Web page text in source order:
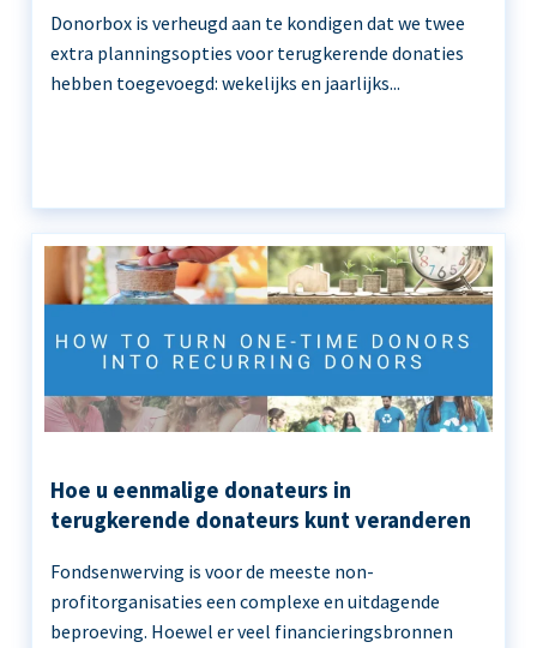
Donorbox is verheugd aan te kondigen dat we twee
extra planningsopties voor terugkerende donaties
hebben toegevoegd: wekelijks en jaarlijks...
Hoe u eenmalige donateurs in
terugkerende donateurs kunt veranderen
Fondsenwerving is voor de meeste non-
profitorganisaties een complexe en uitdagende
beproeving. Hoewel er veel financieringsbronnen